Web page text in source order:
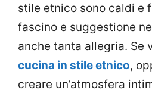
stile etnico sono caldi e
fascino e suggestione
anche tanta allegria. Se
cucina in stile etnico,
creare un’atmosfera